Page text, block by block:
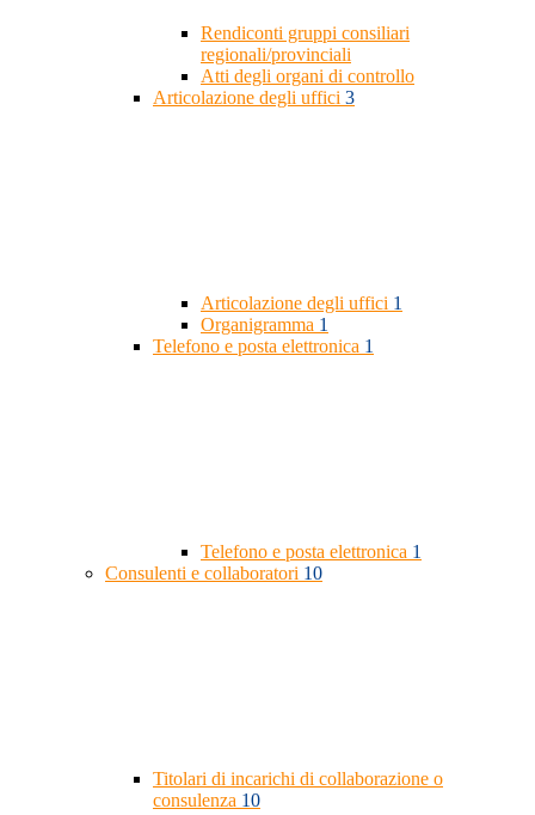
Rendiconti gruppi consiliari
regionali/provinciali
Atti degli organi di controllo
Articolazione degli uffici 3
Articolazione degli uffici 1
Organigramma 1
Telefono e posta elettronica 1
Telefono e posta elettronica 1
Consulenti e collaboratori 10
Titolari di incarichi di collaborazione o
consulenza 10